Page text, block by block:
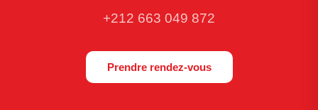
+212 663 049 872
Prendre rendez-vous